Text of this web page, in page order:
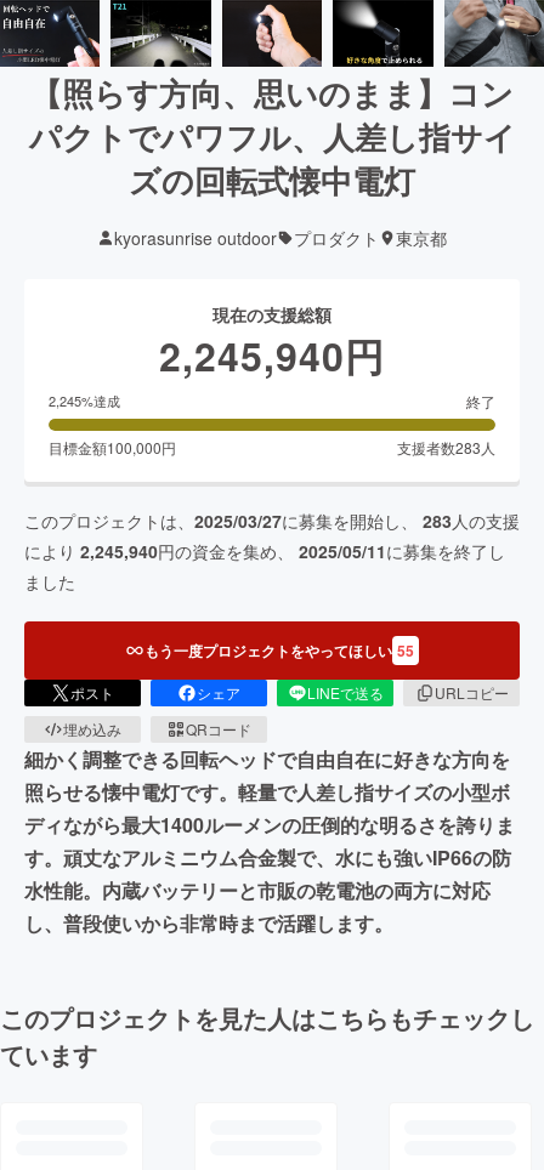
【照らす方向、思いのまま】コン
パクトでパワフル、人差し指サイ
ズの回転式懐中電灯
kyorasunrise outdoor プロダクト 東京都
現在の支援総額
2,245,940円
2,245%達成 終了
目標金額100,000円 支援者数283 人
このプロジェクトは、 2025/03/27に募集を開始し、 283 人の支援
により 2,245,940円の資金を集め、 2025/05/11に募集を終了し
ました
もう一度プロジェクトをやってほしい 55
ポスト シェア LINEで送る
URLコピー
埋め込み
QRコード
細かく調整できる回転ヘッドで自由自在に好きな方向を
照らせる懐中電灯です。軽量で人差し指サイズの小型ボ
ディながら最大1400ルーメンの圧倒的な明るさを誇りま
す。頑丈なアルミニウム合金製で、水にも強いIP66の防
水性能。内蔵バッテリーと市販の乾電池の両方に対応
し、普段使いから非常時まで活躍します。
このプロジェクトを見た人はこちらもチェックし
ています